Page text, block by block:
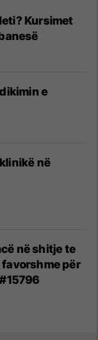
Kursimet
e
në
në shitje te
favorshme për